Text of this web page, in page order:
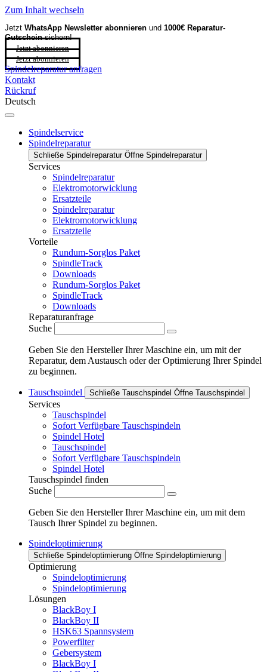
Zum Inhalt wechseln
Jetzt WhatsApp Newsletter abonnieren und 1000€ Reparatur-
Gutscheinsichern!
Jetzt abonnieren
Jetzt abonnieren
Spindelreparatur anfragen
Kontakt
Rückruf
Deutsch
Spindelservice
Spindelreparatur
Schließe Spindelreparatur Öffne Spindelreparatur
Services
Spindelreparatur
Elektromotorwicklung
Ersatzteile
Spindelreparatur
Elektromotorwicklung
Ersatzteile
Vorteile
Rundum-Sorglos Paket
SpindleTrack
Downloads
Rundum-Sorglos Paket
SpindleTrack
Downloads
Reparaturanfrage
Suche
Geben Sie den Hersteller Ihrer Maschine ein, um mit der
Reparatur, dem Austausch oder der Optimierung Ihrer Spindel
zu beginnen.
Tauschspindel Schließe Tauschspindel Öffne Tauschspindel
Services
Tauschspindel
Sofort Verfügbare Tauschspindeln
Spindel Hotel
Tauschspindel
Sofort Verfügbare Tauschspindeln
Spindel Hotel
Tauschspindel finden
Suche
Geben Sie den Hersteller Ihrer Maschine ein, um mit dem
Tausch Ihrer Spindel zu beginnen.
Spindeloptimierung
Schließe Spindeloptimierung Öffne Spindeloptimierung
Optimierung
Spindeloptimierung
Spindeloptimierung
Lösungen
BlackBoy I
BlackBoy II
HSK63 Spannsystem
Powerfilter
Gebersystem
BlackBoy I